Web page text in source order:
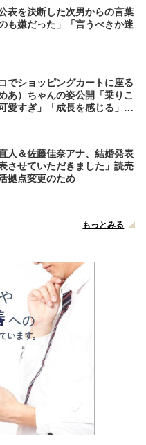
表を決断した次男からの言葉
も嫌だった」「言うべきか迷
でショッピングカートに座る
あ）ちゃんの姿公開「乗りこ
愛すぎ」「成長を感じる」の
人＆佐藤佳奈アナ、結婚発表
させていただきました」読売
拠点変更のため
もっとみる